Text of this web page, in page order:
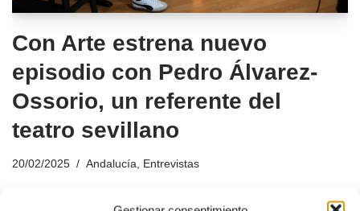
Con Arte estrena nuevo
episodio con Pedro Álvarez-
Ossorio, un referente del
teatro sevillano
20/02/2025 Andalucía, Entrevistas